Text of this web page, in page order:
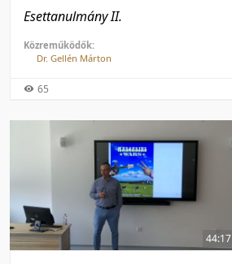
Esettanulmány II.
Közreműködők:
Dr. Gellén Márton
65
44:17